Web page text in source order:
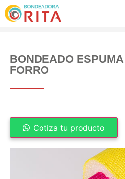
BONDEADO
FORRO
Cotiza tu producto